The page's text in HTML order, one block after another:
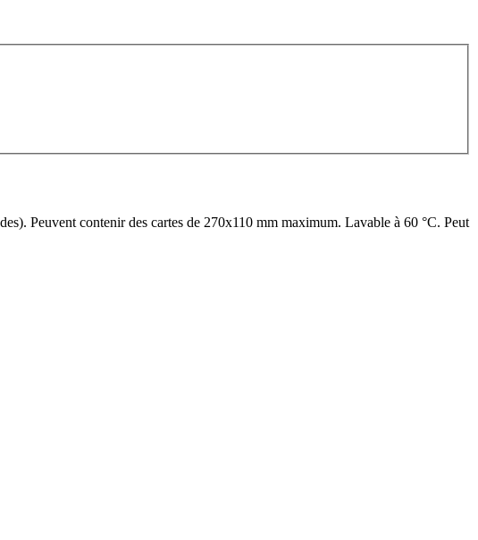
Peuvent contenir des cartes de 270x110 mm maximum. Lavable à 60 °C. Peut